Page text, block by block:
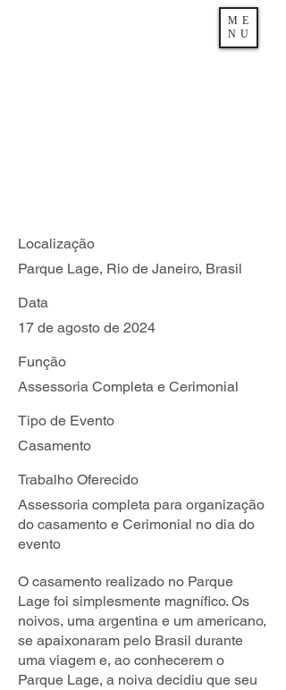
ME
NU
Localização
Parque Lage, Rio de Janeiro, Brasil
Data
17 de agosto de 2024
Função
Assessoria Completa e Cerimonial
Tipo de Evento
Casamento
Trabalho Oferecido
Assessoria completa para organização
do casamento e Cerimonial no dia do
evento
O casamento realizado no Parque
Lage foi simplesmente magnífico. Os
noivos, uma argentina e um americano,
se apaixonaram pelo Brasil durante
uma viagem e, ao conhecerem o
Parque Lage, a noiva decidiu que seu